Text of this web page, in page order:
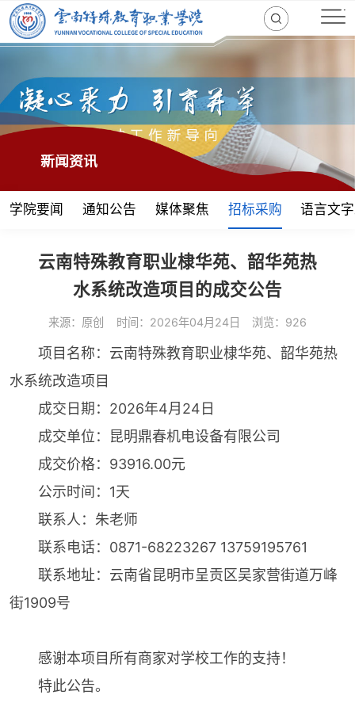
新闻资讯
学院要闻 通知公告 媒体聚焦 招标采购 语言文
云南特殊教育职业棣华苑、韶华苑热
水系统改造项目的成交公告
来源：原创 时间：2026年04月24日 浏览：926
项目名称：云南特殊教育职业棣华苑、韶华苑热
水系统改造项目
成交日期：2026年4月24日
成交单位：昆明鼎春机电设备有限公司
成交价格：93916.00元
公示时间：1天
联系人：朱老师
联系电话：0871-68223267 13759195761
联系地址：云南省昆明市呈贡区吴家营街道万峰
街1909号
感谢本项目所有商家对学校工作的支持！
特此公告。